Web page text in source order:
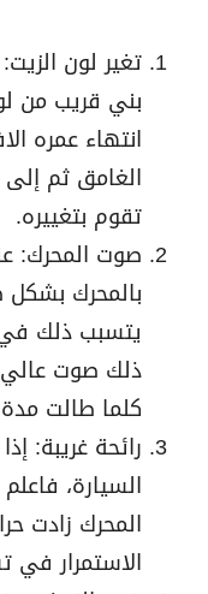
تغير لون
بني قريب من
انتهاء عمره
الغامق ثم
تقوم بتغييره.
صوت المحرك:
بالمحرك بشكل
يتسبب ذلك في
ذلك صوت عالي
كلما طالت مدة
رائحة غريبة:
السيارة،
المحرك زادت
الاستمرار في